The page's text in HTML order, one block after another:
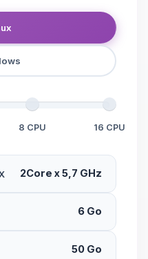
8 CPU 16 CPU
2Core x 5,7 GHz
6 Go
50 Go